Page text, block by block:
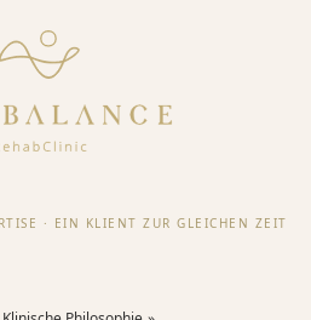
· EIN KLIENT ZUR GLEICHEN ZEIT